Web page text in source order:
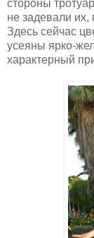
стороны
не задевали
Здесь сейчас
усеяны ярко-
характерный